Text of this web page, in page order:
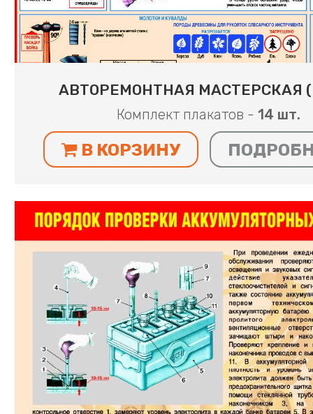
АВТОРЕМОНТНАЯ МАСТЕРСКАЯ
Комплект плакатов - 14 шт.
В КОРЗИНУ